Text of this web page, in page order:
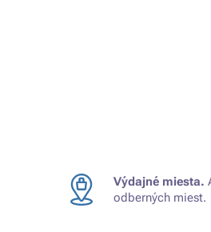
Výdajné miesta.
odberných miest.